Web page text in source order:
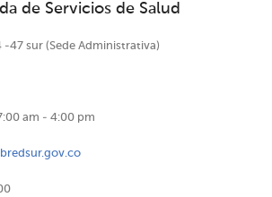
de Servicios de Salud
-47 sur (Sede Administrativa)
am - 4:00 pm